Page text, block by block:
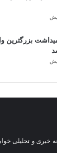
بزرگترین
و تحلیلی